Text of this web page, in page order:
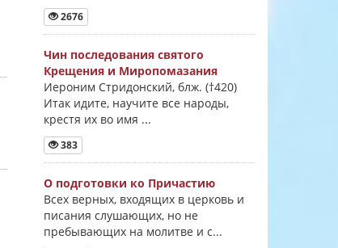
2676
Чин последования святого
Крещения и Миропомазания
Иероним Стридонский, блж. (†420)
Итак идите, научите все народы,
крестя их во имя ...
383
О подготовки ко Причастию
Всех верных, входящих в церковь и
писания слушающих, но не
пребывающих на молитве и с...